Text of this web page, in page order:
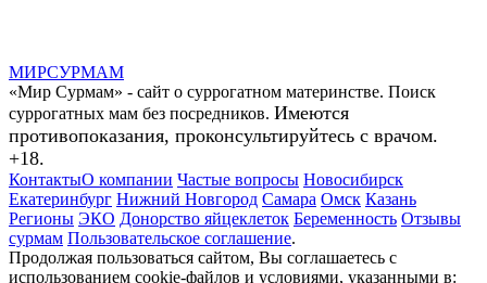
МИРСУРМАМ
«Мир Сурмам» - сайт о суррогатном материнстве. Поиск
суррогатных мам без посредников. Имеются
противопоказания, проконсультируйтесь с врачом.
+18.
КонтактыО компании Частые вопросы Новосибирск
Екатеринбург Нижний Новгород Самара Омск Казань
Регионы ЭКО Донорство яйцеклеток Беременность Отзывы
сурмам Пользовательское соглашение.
Продолжая пользоваться сайтом, Вы соглашаетесь с
использованием cookie-файлов и условиями, указанными в: